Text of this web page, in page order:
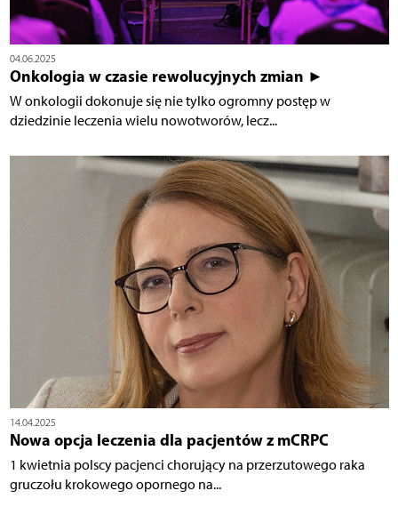
04.06.2025
Onkologia w czasie rewolucyjnych zmian ►
W onkologii dokonuje się nie tylko ogromny postęp w
dziedzinie leczenia wielu nowotworów, lecz...
14.04.2025
Nowa opcja leczenia dla pacjentów z mCRPC
1 kwietnia polscy pacjenci chorujący na przerzutowego raka
gruczołu krokowego opornego na...